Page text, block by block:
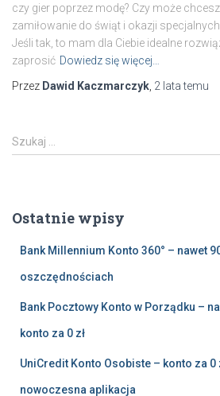
czy gier poprzez modę? Czy może
zamiłowanie do świąt i okazji
Jeśli tak, to mam dla Ciebie idealne
zaprosić Dowiedz się więcej…
Przez Dawid Kaczmarczyk 2 latatemu
S
z
j
Szukaj …
Ostatnie wpisy
Bank Millennium Konto 360° – nawet
oszczędnościach
Bank Pocztowy Konto w Porządku –
konto za 0 zł
UniCredit Konto Osobiste – konto za 0
nowoczesna aplikacja